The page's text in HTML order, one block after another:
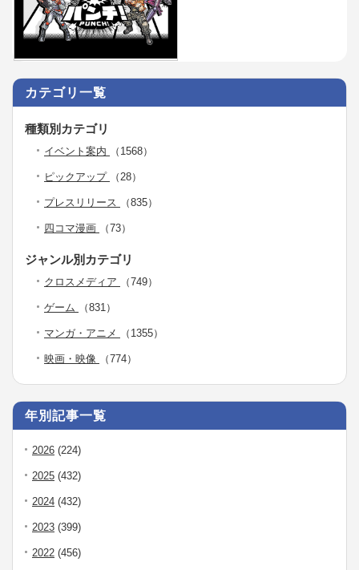
カテゴリ一覧
種類別カテゴリ
イベント案内 （1568）
ピックアップ （28）
プレスリリース （835）
四コマ漫画 （73）
ジャンル別カテゴリ
クロスメディア （749）
ゲーム （831）
マンガ・アニメ （1355）
映画・映像 （774）
年別記事一覧
2026 (224)
2025 (432)
2024 (432)
2023 (399)
2022 (456)